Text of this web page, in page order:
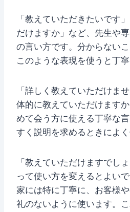
「教えていただきたいです
だけますか」など、先生や
の言い方です。分からないこ
このような表現を使うと丁寧
「詳しく教えていただけま
体的に教えていただけます
めて会う方に使える丁寧な
すく説明を求めるときによく
「教えていただけますでし
って使い方を変えるとよい
家には特に丁寧に、お客様
礼のないように使います。